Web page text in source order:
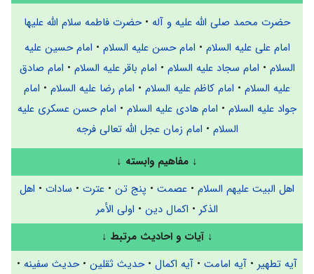
حضرت محمد صلی الله علیه و آله •حضرت فاطمه سلام الله علیها
امام علی علیه السلام • امام حسن علیه السلام • امام حسین علیه
السلام • امام سجاد علیه السلام • امام باقر علیه السلام • امام صادق
علیه السلام • امام کاظم علیه السلام • امام رضا علیه السلام • امام
جواد علیه السلام • امام هادی علیه السلام • امام حسن عسکری علیه
السلام • امام زمان عجل الله تعالی فرجه
↓ مفاهیم وابسته ↓
اهل البیت علیهم السلام • عصمت • پنج تن • عترت • سادات • اهل
الذکر • اکمال دین • اولی الأمر
↓آیات و احادیث مرتبط ↓
آیه تطهیر • آیه امامت • آیه اکمال •حدیث ثقلین •حدیث سفینه •